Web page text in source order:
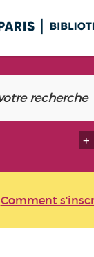
Comment